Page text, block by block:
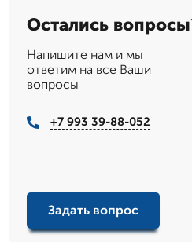
Остались
Напишите нам и мы
ответим на все Ваши
вопросы
+7 993 39-88-052
Задать вопрос